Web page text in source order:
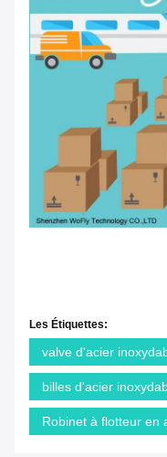
Les Étiquettes:
valve d'acier
billes d'acier
Robinet à flotteur en